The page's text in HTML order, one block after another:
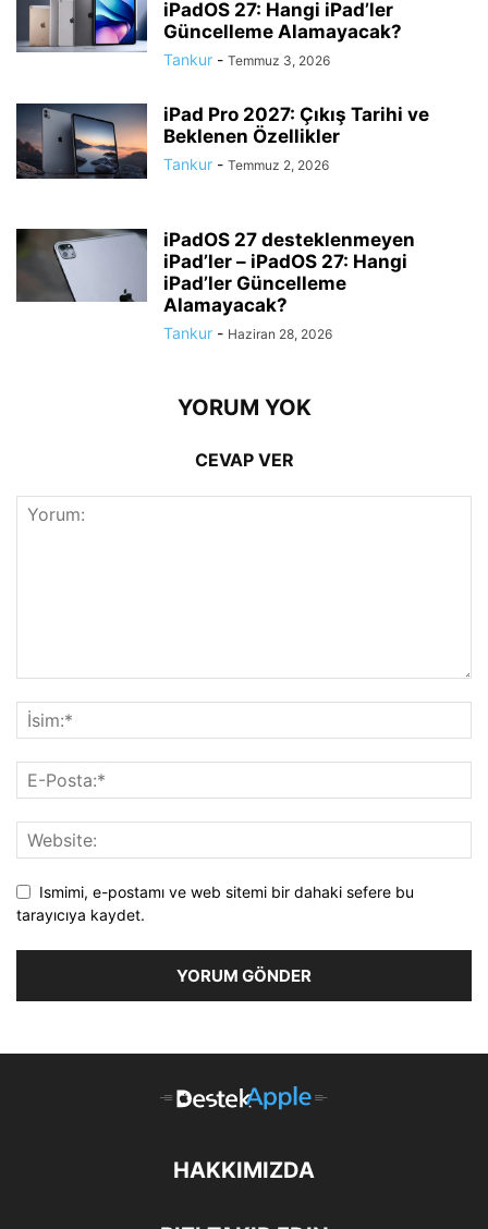
iPadOS 27: Hangi iPad’ler
Güncelleme Alamayacak?
Tankur - Temmuz 3, 2026
iPad Pro 2027: Çıkış Tarihi ve
Beklenen Özellikler
Tankur - Temmuz 2, 2026
iPadOS 27 desteklenmeyen
iPad’ler – iPadOS 27: Hangi
iPad’ler Güncelleme
Alamayacak?
Tankur - Haziran 28, 2026
YORUM YOK
CEVAP VER
Ismimi, e-postamı ve web sitemi bir dahaki sefere bu
tarayıcıya kaydet.
HAKKIMIZDA